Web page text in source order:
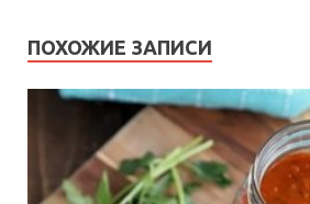
ПОХОЖИЕ ЗАПИСИ